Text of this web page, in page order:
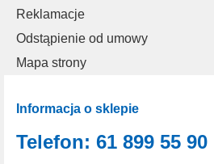
Reklamacje
Odstąpienie od umowy
Mapa strony
Informacja o sklepie
Telefon: 61 899 55 90